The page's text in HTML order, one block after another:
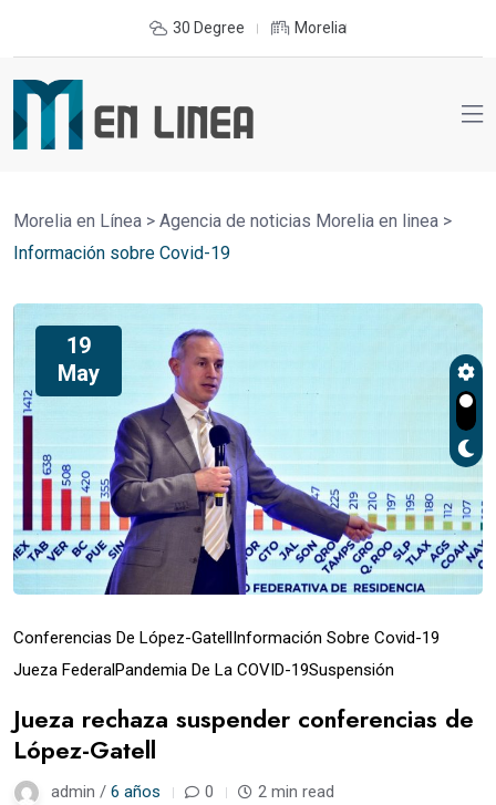
30 Degree Morelia
Morelia en Línea > Agencia de noticias Morelia en linea >
Información sobre Covid-19
19
May
Conferencias De López-GatellInformación Sobre Covid-19
Jueza FederalPandemia De La COVID-19Suspensión
Jueza rechaza suspender conferencias de
López-Gatell
admin / 6 años 0 2 min read